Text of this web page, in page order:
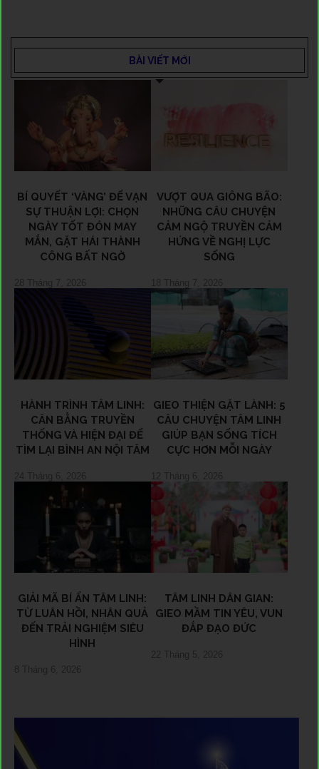
BÀI VIẾT MỚI
BÍ QUYẾT ‘VÀNG’ ĐỂ VẠN
SỰ THUẬN LỢI: CHỌN
NGÀY TỐT ĐÓN MAY
MẮN, GẶT HÁI THÀNH
CÔNG BẤT NGỜ
28 Tháng 7, 2026
VƯỢT QUA GIÔNG BÃO:
NHỮNG CÂU CHUYỆN
CẢM NGỘ TRUYỀN CẢM
HỨNG VỀ NGHỊ LỰC
SỐNG
18 Tháng 7, 2026
HÀNH TRÌNH TÂM LINH:
CÂN BẰNG TRUYỀN
THỐNG VÀ HIỆN ĐẠI ĐỂ
TÌM LẠI BÌNH AN NỘI TÂM
24 Tháng 6, 2026
GIEO THIỆN GẶT LÀNH: 5
CÂU CHUYỆN TÂM LINH
GIÚP BẠN SỐNG TÍCH
CỰC HƠN MỖI NGÀY
12 Tháng 6, 2026
GIẢI MÃ BÍ ẨN TÂM LINH:
TỪ LUÂN HỒI, NHÂN QUẢ
ĐẾN TRẢI NGHIỆM SIÊU
HÌNH
8 Tháng 6, 2026
TÂM LINH DÂN GIAN:
GIEO MẦM TIN YÊU, VUN
ĐẮP ĐẠO ĐỨC
22 Tháng 5, 2026